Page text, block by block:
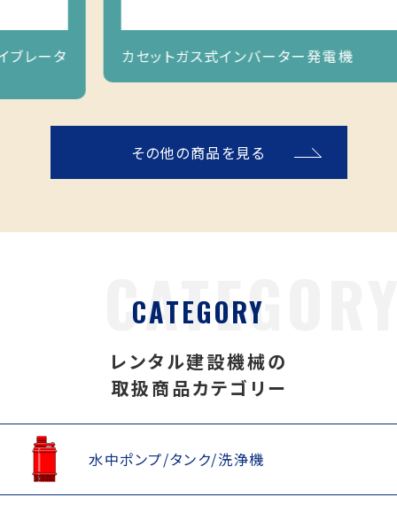
カセットガス式インバーター発電機
その他の商品を見る
CATEGORY
レンタル建設機械の
取扱商品カテゴリー
水中ポンプ/タンク/洗浄機